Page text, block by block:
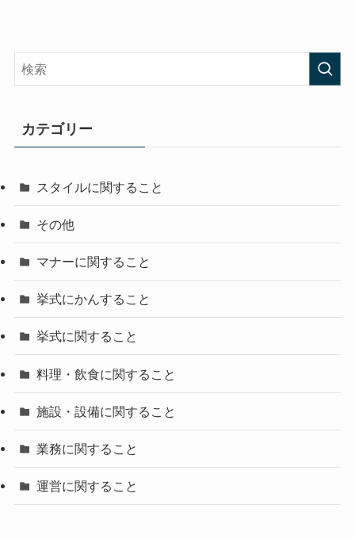
カテゴリー
スタイルに関すること
その他
マナーに関すること
挙式にかんすること
挙式に関すること
料理・飲食に関すること
施設・設備に関すること
業務に関すること
運営に関すること